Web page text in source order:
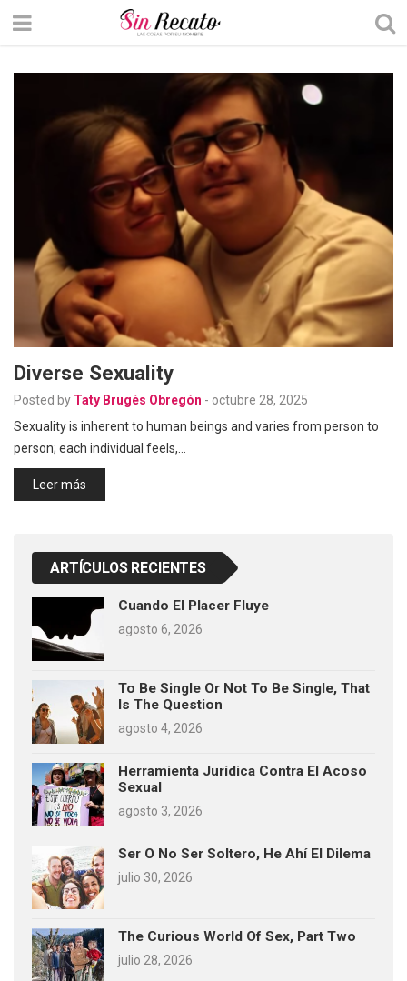
Diverse Sexuality
Posted by Taty Brugés Obregón - octubre 28, 2025
Sexuality is inherent to human beings and varies from person to
person; each individual feels,…
Leer más
ARTÍCULOS RECIENTES
Cuando El Placer Fluye
agosto 6, 2026
To Be Single Or Not To Be Single, That
Is The Question
agosto 4, 2026
Herramienta Jurídica Contra El Acoso
Sexual
agosto 3, 2026
Ser O No Ser Soltero, He Ahí El Dilema
julio 30, 2026
The Curious World Of Sex, Part Two
julio 28, 2026